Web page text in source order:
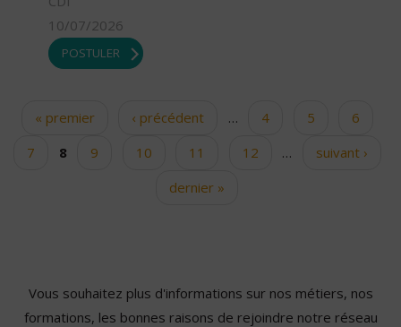
10/07/2026
POSTULER
Pages« premier ‹ précédent … 4 5
6
7
8 9 10 11 12 …
suivant ›
dernier »
Vous souhaitez plus d'informations sur nos métiers, nos
formations, les bonnes raisons de rejoindre notre réseau